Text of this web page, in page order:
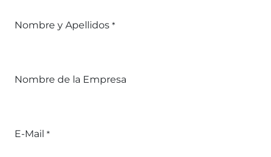
Nombre y Apellidos *
Nombre de la Empresa
E-Mail *